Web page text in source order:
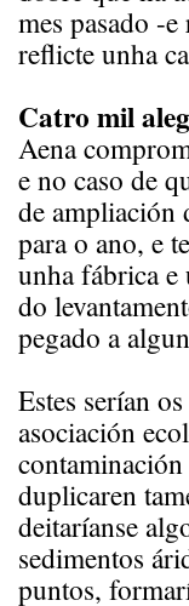
mes pasado -
reflicte unha
Catro mil
Aena
e no caso de
de ampliación
para o ano, e
unha fábrica e
do
pegado a
Estes serían
asociación
duplicaren
deitaríanse
sedimentos
puntos,